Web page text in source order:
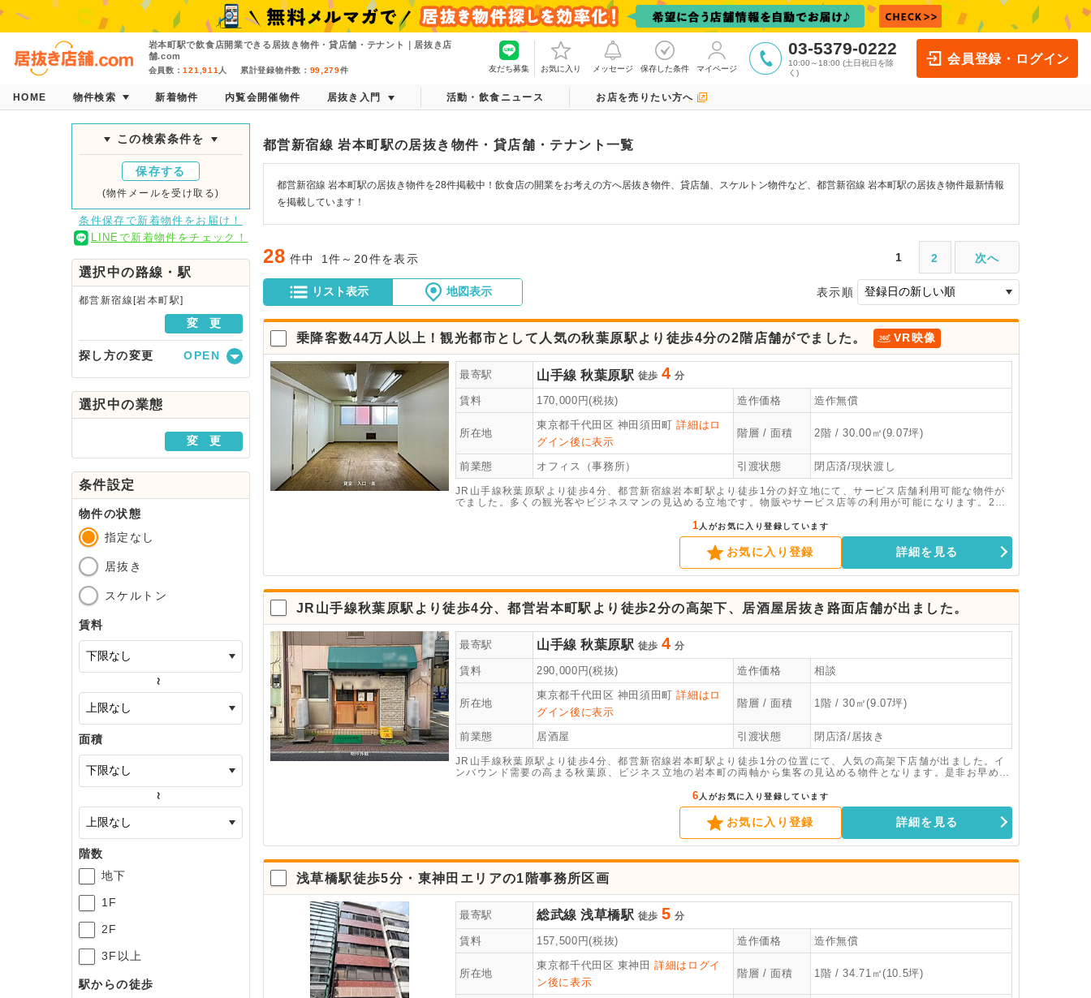
岩本町駅で飲食店開業できる居抜き物件・貸店舗・テナント｜居抜き店
舗.com
会員数：121,911 人 累計登録物件数： 99,279件 友だち募集 お気に入り メッセージ 保存した条件 マイページ
03-5379-0222
10:00～18:00 (土日祝日を除
く)
会員登録・ログイン
HOME 物件検索 新着物件 内覧会開催物件 居抜き入門 活動・飲食ニュース お店を売りたい方へ
この検索条件を
保存する
(物件メールを受け取る)
条件保存で新着物件をお届け！
LINEで新着物件をチェック！
選択中の路線・駅
都営新宿線[岩本町駅]
変 更
探し方の変更
駅・路線から探す
地域から探す
選択中の業態
変 更
条件設定
物件の状態
指定なし
居抜き
スケルトン
賃料
～
面積
～
階数
地下
1F
2F
3F以上
駅からの徒歩
都営新宿線 岩本町駅の居抜き物件・貸店舗・テナント一覧
都営新宿線 岩本町駅の居抜き物件を28件掲載中！飲食店の開業をお考えの方へ居抜き物件、貸店舗、スケルトン物件など、都営新宿線 岩本町駅の居抜き物件最新情報
を掲載しています！
28 件中 1件～20件を表示 1 2 次へ
リスト表示 地図表示 表示順
乗降客数44万人以上！観光都市として人気の秋葉原駅より徒歩4分の2階店舗がでました。 VR映像
最寄駅 山手線 秋葉原駅 徒歩 4 分
賃料 170,000 円(税抜) 造作価格 造作無償
所在地
東京都千代田区 神田須田町詳細はロ
グイン後に表示
階層 / 面積 2階 / 30.00㎡(9.07坪)
前業態 オフィス（事務所） 引渡状態 閉店済/現状渡し
JR山手線秋葉原駅より徒歩4分、都営新宿線岩本町駅より徒歩1分の好立地にて、サービス店舗利用可能な物件が
でました。多くの観光客やビジネスマンの見込める立地です。物販やサービス店等の利用が可能になります。2階
1 人がお気に入り登録しています
お気に入り登録 詳細を見る
JR山手線秋葉原駅より徒歩4分、都営岩本町駅より徒歩2分の高架下、居酒屋居抜き路面店舗が出ました。
最寄駅 山手線 秋葉原駅 徒歩 4 分
賃料 290,000 円(税抜) 造作価格 相談
所在地
東京都千代田区 神田須田町詳細はロ
グイン後に表示
階層 / 面積 1階 / 30㎡(9.07坪)
前業態 居酒屋 引渡状態 閉店済/居抜き
JR山手線秋葉原駅より徒歩4分、都営新宿線岩本町駅より徒歩1分の位置にて、人気の高架下店舗が出ました。イ
ンバウンド需要の高まる秋葉原、ビジネス立地の岩本町の両軸から集客の見込める物件となります。是非お早めに
6 人がお気に入り登録しています
お気に入り登録 詳細を見る
浅草橋駅徒歩5分・東神田エリアの1階事務所区画
最寄駅 総武線 浅草橋駅 徒歩 5 分
賃料 157,500 円(税抜) 造作価格 造作無償
所在地
東京都千代田区 東神田詳細はログイ
ン後に表示
階層 / 面積 1階 / 34.71㎡(10.5坪)